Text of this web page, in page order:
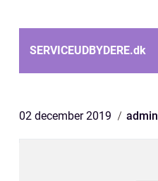
SERVICEUDBYDERE.dk
02 december 2019 admin